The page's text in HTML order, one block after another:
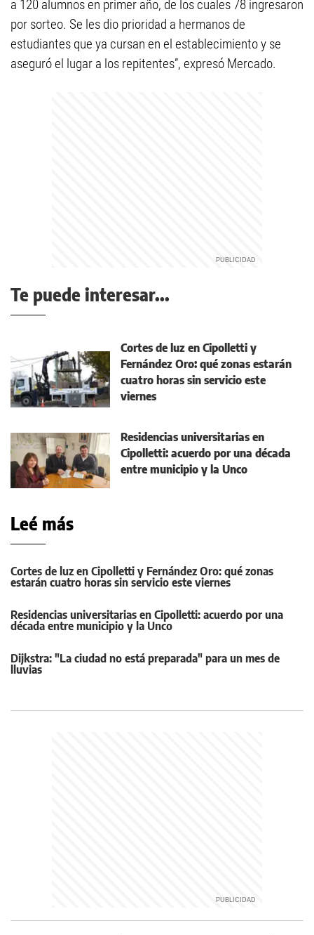
a 120 alumnos en primer año, de los cuales 78 ingresaron
por sorteo. Se les dio prioridad a hermanos de
estudiantes que ya cursan en el establecimiento y se
aseguró el lugar a los repitentes”, expresó Mercado.
Te puede interesar...
Cortes de luz en Cipolletti y
Fernández Oro: qué zonas estarán
cuatro horas sin servicio este
viernes
Residencias universitarias en
Cipolletti: acuerdo por una década
entre municipio y la Unco
Leé más
Cortes de luz en Cipolletti y Fernández Oro: qué zonas
estarán cuatro horas sin servicio este viernes
Residencias universitarias en Cipolletti: acuerdo por una
década entre municipio y la Unco
Dijkstra: "La ciudad no está preparada" para un mes de
lluvias